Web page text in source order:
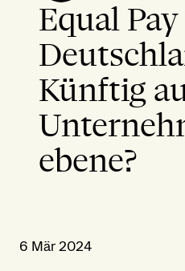
Equal
Künftig
ebene?
6 Mär 2024